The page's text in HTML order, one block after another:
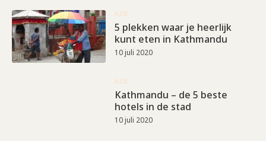
AZIË
5 plekken waar je heerlijk
kunt eten in Kathmandu
10 juli 2020
AZIË
Kathmandu – de 5 beste
hotels in de stad
10 juli 2020